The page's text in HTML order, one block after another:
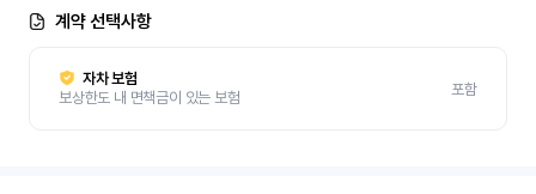
계약 선택사항
자차 보험
보상한도 내 면책금이 있는 보험
포함